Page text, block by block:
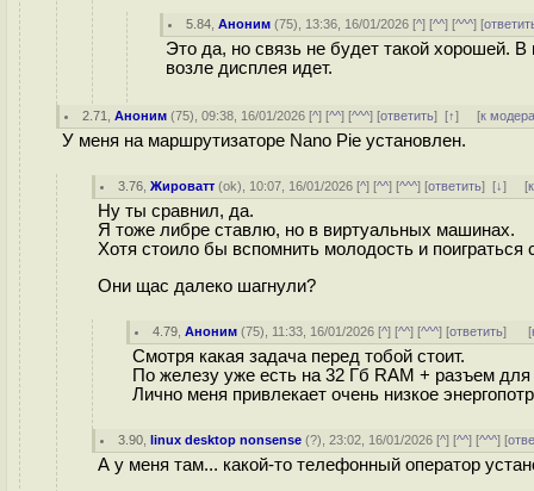
5.84 ,Аноним (75), 13:36, 16/01/2026 [^] [^^] [^^^] [
Это да, но связь не будет такой хорошей.
возле дисплея идет.
2.71 ,Аноним (75), 09:38, 16/01/2026 [^] [^^] [^^^] [ответить][↑] [к
У меня на маршрутизаторе Nano Pie установлен.
3.76 ,Жироватт (ok), 10:07, 16/01/2026 [^] [^^] [^^^] [ответить][↓] [
Ну ты сравнил, да.
Я тоже либре ставлю, но в виртуальных машинах.
Хотя стоило бы вспомнить молодость и поиграться
Они щас далеко шагнули?
4.79 ,Аноним (75), 11:33, 16/01/2026 [^] [^^] [^^^] [ответить] [
Смотря какая задача перед тобой стоит.
По железу уже есть на 32 Гб RAM + разъем
Лично меня привлекает очень низкое
3.90 ,linux desktop nonsense (?), 23:02, 16/01/2026 [^] [^^] [^^^] [
А у меня там... какой-то телефонный оператор